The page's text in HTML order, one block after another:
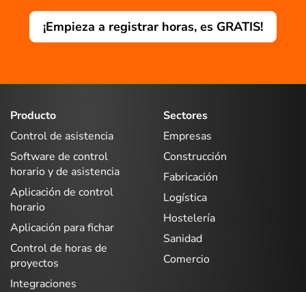
¡Empieza a registrar horas, es GRATIS!
Producto
Control de asistencia
Software de control
horario y de asistencia
Aplicación de control
horario
Aplicación para fichar
Control de horas de
proyectos
Integraciones
Sectores
Empresas
Construcción
Fabricación
Logística
Hostelería
Sanidad
Comercio